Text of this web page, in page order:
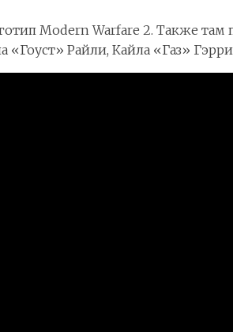
Modern Warfare 2. Также
Райли, Кайла «Газ»